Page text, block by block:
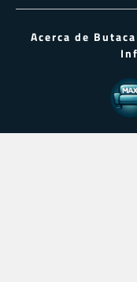
Acerca de